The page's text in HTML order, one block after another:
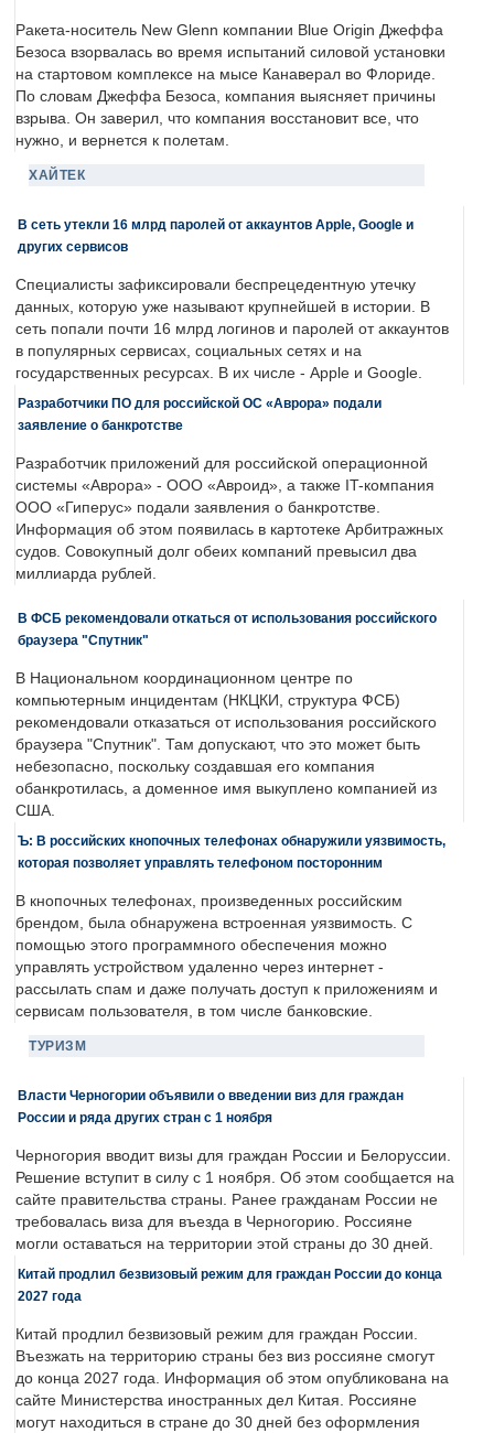
Ракета-носитель New Glenn компании Blue Origin Джеффа
Безоса взорвалась во время испытаний силовой установки
на стартовом комплексе на мысе Канаверал во Флориде.
По словам Джеффа Безоса, компания выясняет причины
взрыва. Он заверил, что компания восстановит все, что
нужно, и вернется к полетам.
ХАЙТЕК
В сеть утекли 16 млрд паролей от аккаунтов Apple, Google и
других сервисов
Специалисты зафиксировали беспрецедентную утечку
данных, которую уже называют крупнейшей в истории. В
сеть попали почти 16 млрд логинов и паролей от аккаунтов
в популярных сервисах, социальных сетях и на
государственных ресурсах. В их числе - Apple и Google.
Разработчики ПО для российской ОС «Аврора» подали
заявление о банкротстве
Разработчик приложений для российской операционной
системы «Аврора» - ООО «Авроид», а также IT-компания
ООО «Гиперус» подали заявления о банкротстве.
Информация об этом появилась в картотеке Арбитражных
судов. Совокупный долг обеих компаний превысил два
миллиарда рублей.
В ФСБ рекомендовали откаться от использования российского
браузера "Спутник"
В Национальном координационном центре по
компьютерным инцидентам (НКЦКИ, структура ФСБ)
рекомендовали отказаться от использования российского
браузера "Спутник". Там допускают, что это может быть
небезопасно, поскольку создавшая его компания
обанкротилась, а доменное имя выкуплено компанией из
США.
Ъ: В российских кнопочных телефонах обнаружили уязвимость,
которая позволяет управлять телефоном посторонним
В кнопочных телефонах, произведенных российским
брендом, была обнаружена встроенная уязвимость. С
помощью этого программного обеспечения можно
управлять устройством удаленно через интернет -
рассылать спам и даже получать доступ к приложениям и
сервисам пользователя, в том числе банковские.
ТУРИЗМ
Власти Черногории объявили о введении виз для граждан
России и ряда других стран с 1 ноября
Черногория вводит визы для граждан России и Белоруссии.
Решение вступит в силу с 1 ноября. Об этом сообщается на
сайте правительства страны. Ранее гражданам России не
требовалась виза для въезда в Черногорию. Россияне
могли оставаться на территории этой страны до 30 дней.
Китай продлил безвизовый режим для граждан России до конца
2027 года
Китай продлил безвизовый режим для граждан России.
Въезжать на территорию страны без виз россияне смогут
до конца 2027 года. Информация об этом опубликована на
сайте Министерства иностранных дел Китая. Россияне
могут находиться в стране до 30 дней без оформления